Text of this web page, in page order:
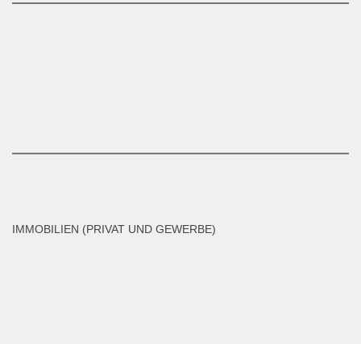
IMMOBILIEN (PRIVAT UND GEWERBE)